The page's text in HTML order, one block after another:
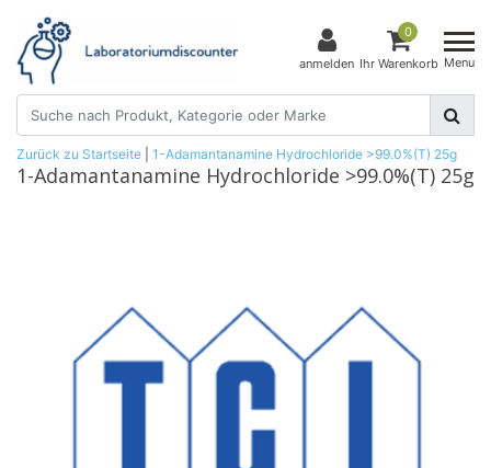
anmelden
0
Ihr Warenkorb Menu
Zurück zu Startseite 1-Adamantanamine Hydrochloride >99.0%(T) 25g
1-Adamantanamine Hydrochloride >99.0%(T) 25g